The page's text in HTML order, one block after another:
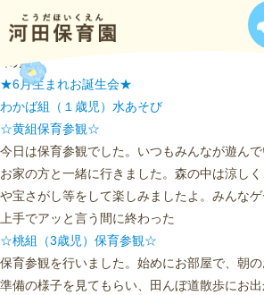
未分類
★6月生まれお誕生会★
わかば組（１歳児）水あそび
☆黄組保育参観☆
今日は保育参観でした。いつもみんなが遊ん
お家の方と一緒に行きました。森の中は涼し
や宝さがし等をして楽しみましたよ。みんな
上手でアッと言う間に終わった
☆桃組（3歳児）保育参観☆
保育参観を行いました。始めにお部屋で、朝
準備の様子を見てもらい、田んぼ道散歩にお出